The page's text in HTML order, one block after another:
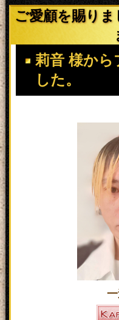
ご愛顧を賜り
莉音 様から
した。